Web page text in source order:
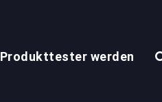
Produkttester werden